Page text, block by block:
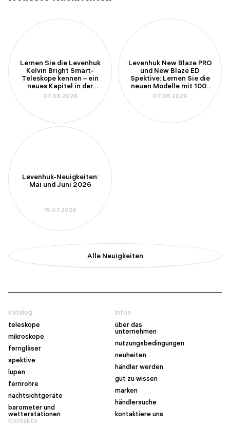
Lernen Sie die Levenhuk
Kelvin Bright Smart-
Teleskope kennen – ein
neues Kapitel in der
Amateurastronomie
07.08.2026
Levenhuk New Blaze PRO
und New Blaze ED
Spektive: Lernen Sie die
neuen Modelle mit 100-
mm-Apertur kennen
07.08.2026
Levenhuk-Neuigkeiten:
Mai und Juni 2026
15.07.2026
Alle Neuigkeiten
Katalog
teleskope
mikroskope
ferngläser
spektive
lupen
fernrohre
nachtsichtgeräte
barometer und
wetterstationen
Infos
über das
unternehmen
nutzungsbedingungen
neuheiten
händler werden
gut zu wissen
marken
händlersuche
kontaktiere uns
Kontakte